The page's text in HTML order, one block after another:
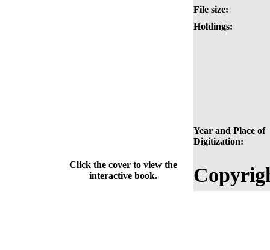
File size:
Holdings:
Year and Place of
Digitization:
Click the cover to view the
interactive book.